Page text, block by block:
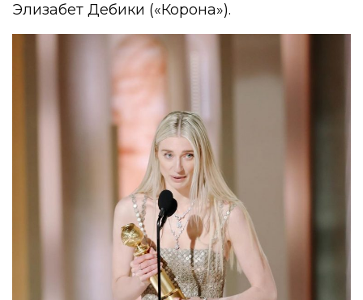
Элизабет Дебики («Корона»).